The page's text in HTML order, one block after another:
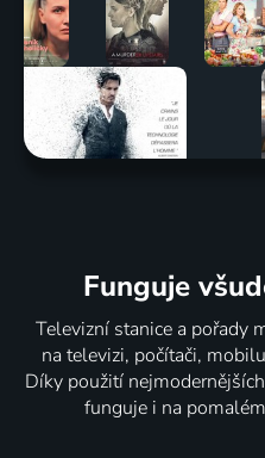
Funguje
Televizní stanice a pořady
na televizi, počítači,
Díky použití
funguje i na